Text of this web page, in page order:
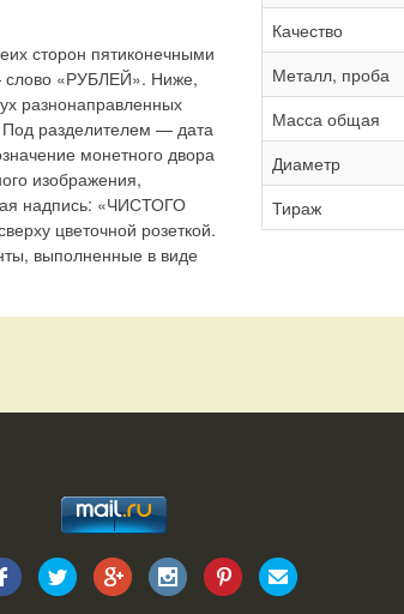
сторон пятиконечными
«РУБЛЕЙ». Ниже,
разнонаправленных
разделителем — дата
монетного двора
изображения,
надпись: «ЧИСТОГО
цветочной розеткой.
выполненные в виде
Качество
Металл, проба
Масса общая
Диаметр
Тираж